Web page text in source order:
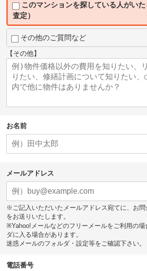
このマンションを探している人がい
査定）
その他のご質問など
【その他】
お名前
メールアドレス
※ご記入いただいたメールアドレス宛てに、お
をお送りいたします。
※Yahoo!メールなどのフリーメールをご利用の
ダに入る場合があります。
迷惑メールのフォルダ・設定等をご確認下さい。
電話番号